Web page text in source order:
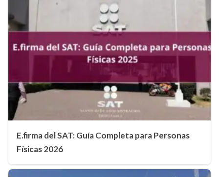
E.firma del SAT: Guía Completa para Personas
Físicas 2026